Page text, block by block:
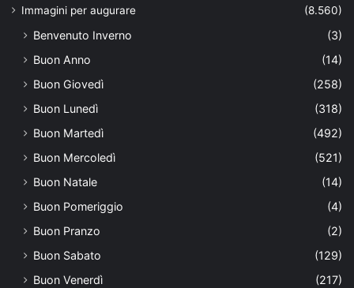
Immagini per augurare (8.560)
Benvenuto Inverno
(3)
Buon Anno
(14)
Buon Giovedì
(258)
Buon Lunedì
(318)
Buon Martedì
(492)
Buon Mercoledì
(521)
Buon Natale
(14)
Buon Pomeriggio
(4)
Buon Pranzo
(2)
Buon Sabato
(129)
Buon Venerdì
(217)